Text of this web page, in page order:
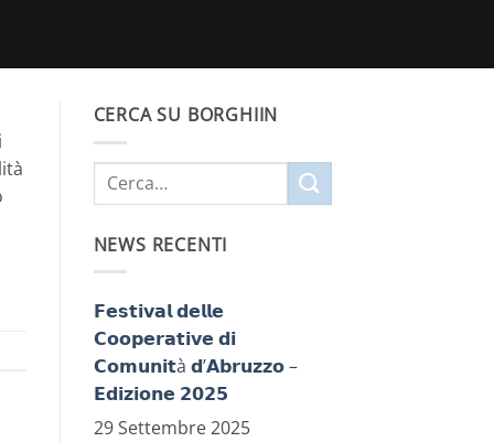
CERCA SU BORGHIIN
NEWS RECENTI
𝗙𝗲𝘀𝘁𝗶𝘃𝗮𝗹 𝗱𝗲𝗹𝗹𝗲
𝗖𝗼𝗼𝗽𝗲𝗿𝗮𝘁𝗶𝘃𝗲 𝗱𝗶
𝗖𝗼𝗺𝘂𝗻𝗶𝘁à 𝗱’𝗔𝗯𝗿𝘂𝘇𝘇𝗼 –
𝗘𝗱𝗶𝘇𝗶𝗼𝗻𝗲 𝟮𝟬𝟮𝟱
29 Settembre 2025